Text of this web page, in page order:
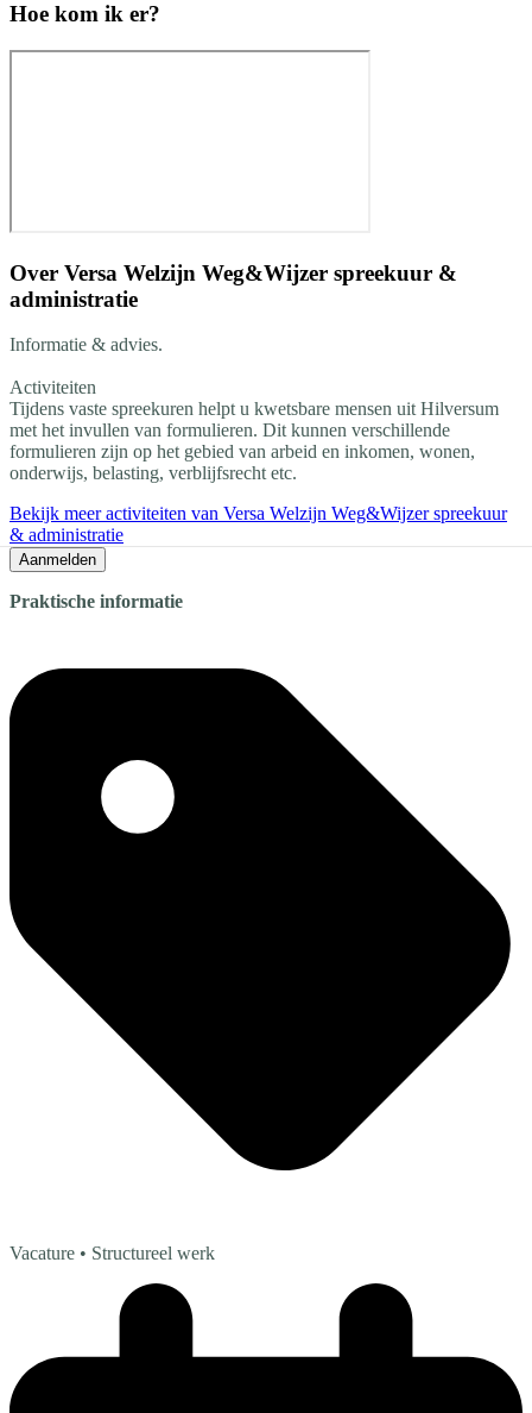
Hoe kom ik er?
Over Versa Welzijn Weg&Wijzer spreekuur &
administratie
Informatie & advies.
Activiteiten
Tijdens vaste spreekuren helpt u kwetsbare mensen uit Hilversum
met het invullen van formulieren. Dit kunnen verschillende
formulieren zijn op het gebied van arbeid en inkomen, wonen,
onderwijs, belasting, verblijfsrecht etc.
Bekijk meer activiteiten van Versa Welzijn Weg&Wijzer spreekuur
& administratie
Aanmelden
Praktische informatie
Vacature • Structureel werk